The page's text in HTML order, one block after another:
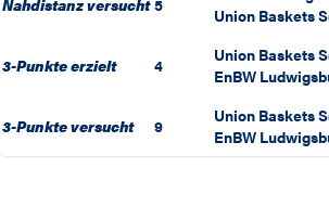
Nahdistanz versucht 5
Union Baskets
3-Punkte erzielt 4 Union Baskets
EnBW
3-Punkte versucht 9 Union Baskets
EnBW